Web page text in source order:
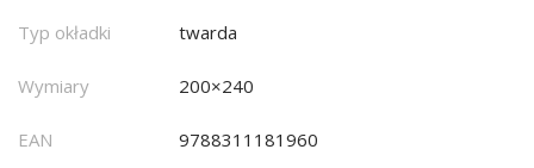
Typ okładki twarda
Wymiary 200×240
EAN 9788311181960